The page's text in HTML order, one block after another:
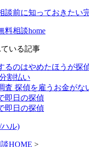
前に知っておきたい
料相談home
いる記事
るのはやめたほうが探
割払い
査 探偵を雇うお金がな
即日の探偵
即日の探偵
ル)
HOME >